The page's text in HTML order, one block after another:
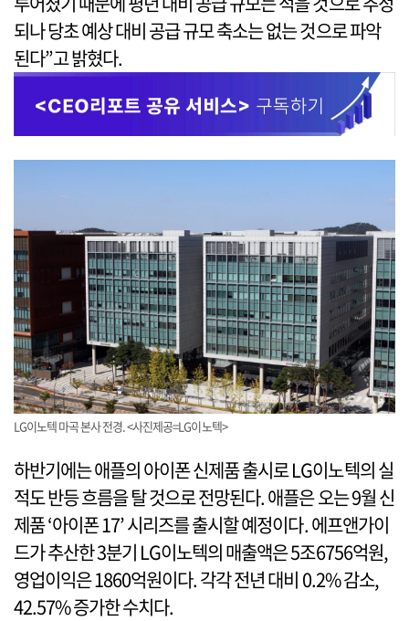
되나 당초 예상 대비 공급 규모 축소는 없는 것으로 파악
된다”고 밝혔다.
LG이노텍 마곡 본사 전경. <사진제공=LG이노텍>
하반기에는 애플의 아이폰 신제품 출시로 LG이노텍의 실
적도 반등 흐름을 탈 것으로 전망된다. 애플은 오는 9월 신
제품 ‘아이폰 17’ 시리즈를 출시할 예정이다. 에프앤가이
드가 추산한 3분기 LG이노텍의 매출액은 5조6756억원,
영업이익은 1860억원이다. 각각 전년 대비 0.2% 감소,
42.57% 증가한 수치다.